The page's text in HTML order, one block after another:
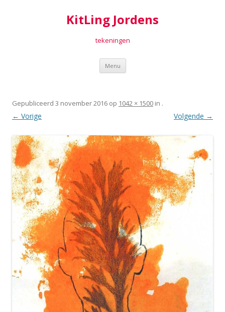
KitLing Jordens
tekeningen
Menu Spring
inhoud
Gepubliceerd 3 november 2016 op 1042 × 1500 in .
← Vorige Volgende →